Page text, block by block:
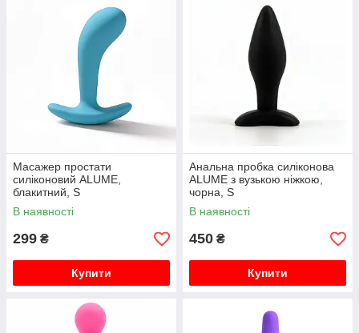
Масажер простати
силіконовий ALUME,
блакитний, S
В наявності
299 ₴
Купити
Анальна пробка силіконова
ALUME з вузькою ніжкою,
чорна, S
В наявності
450 ₴
Купити